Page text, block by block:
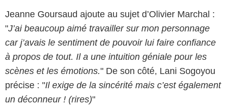
Jeanne Goursaud ajoute au sujet d’Olivier Marchal :
"J’ai beaucoup aimé travailler sur mon personnage
car j’avais le sentiment de pouvoir lui faire confiance
à propos de tout. Il a une intuition géniale pour les
scènes et les émotions." De son côté, Lani Sogoyou
précise : "Il exige de la sincérité mais c’est également
un déconneur ! (rires)"